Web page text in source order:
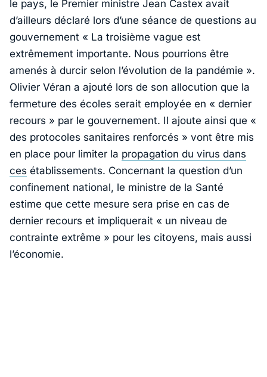
le pays, le Premier ministre Jean Castex avait
d’ailleurs déclaré lors d’une séance de questions au
gouvernement « La troisième vague est
extrêmement importante. Nous pourrions être
amenés à durcir selon l’évolution de la pandémie ».
Olivier Véran a ajouté lors de son allocution que la
fermeture des écoles serait employée en « dernier
recours » par le gouvernement. Il ajoute ainsi que «
des protocoles sanitaires renforcés » vont être mis
en place pour limiter la propagation du virus dans
ces établissements. Concernant la question d’un
confinement national, le ministre de la Santé
estime que cette mesure sera prise en cas de
dernier recours et impliquerait « un niveau de
contrainte extrême » pour les citoyens, mais aussi
l’économie.